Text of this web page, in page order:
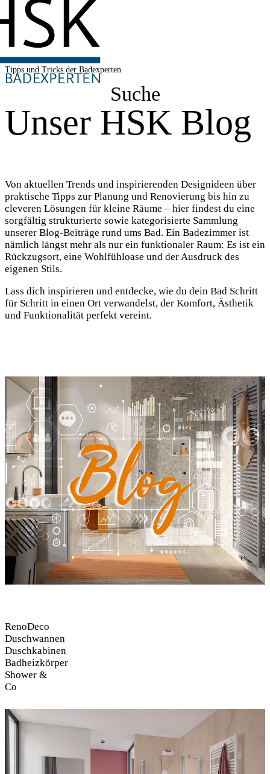
Suche
Tipps und Tricks der Badexperten
Unser HSK Blog
Von aktuellen Trends und inspirierenden Designideen über
praktische Tipps zur Planung und Renovierung bis hin zu
cleveren Lösungen für kleine Räume – hier findest du eine
sorgfältig strukturierte sowie kategorisierte Sammlung
unserer Blog-Beiträge rund ums Bad. Ein Badezimmer ist
nämlich längst mehr als nur ein funktionaler Raum: Es ist ein
Rückzugsort, eine Wohlfühloase und der Ausdruck des
eigenen Stils.
Lass dich inspirieren und entdecke, wie du dein Bad Schritt
für Schritt in einen Ort verwandelst, der Komfort, Ästhetik
und Funktionalität perfekt vereint.
RenoDeco
Duschwannen
Duschkabinen
Badheizkörper
Shower &
Co